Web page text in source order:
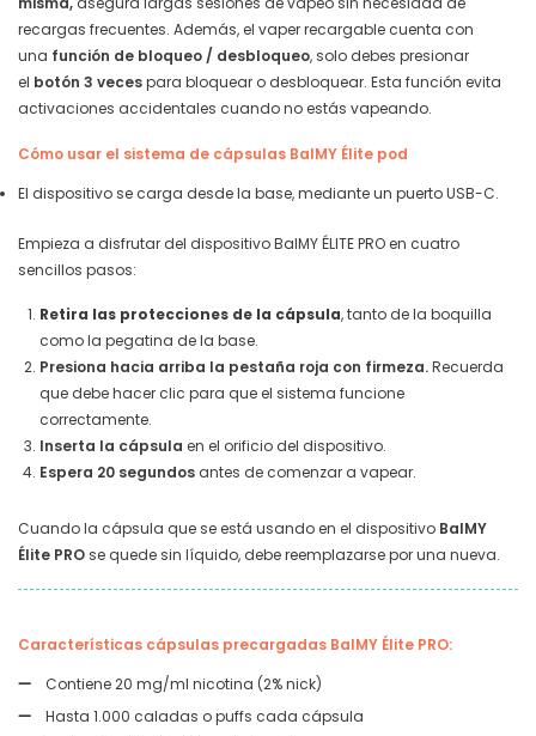
recargas frecuentes. Además, el vaper recargable cuenta con
una función de bloqueo / desbloqueo, solo debes presionar
el botón 3 vecespara bloquear o desbloquear. Esta función evita
activaciones accidentales cuando no estás vapeando.
Cómo usar el sistema de cápsulas BalMY Élite pod
El dispositivo se carga desde la base, mediante un puerto USB-C.
Empieza a disfrutar del dispositivo BalMY ÉLITE PRO en cuatro
sencillos pasos:
Retira las protecciones de la cápsula, tanto de la boquilla
como la pegatina de la base.
Presiona hacia arriba la pestaña roja con firmeza.Recuerda
que debe hacer clic para que el sistema funcione
correctamente.
Inserta la cápsula en el orificio del dispositivo.
Espera 20 segundos antes de comenzar a vapear.
Cuando la cápsula que se está usando en el dispositivo BalMY
Élite PROse quede sin líquido, debe reemplazarse por una nueva.
Características cápsulas precargadas BalMY Élite PRO:
Contiene 20 mg/ml nicotina (2% nick)
Hasta 1.000 caladas o puffs cada cápsula